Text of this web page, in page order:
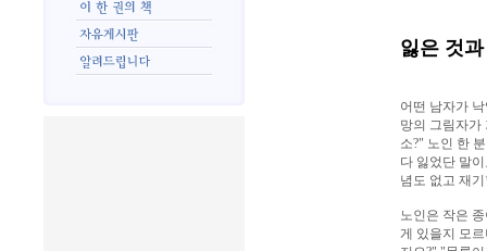
잃은 것
어떤 남자가
망의 그림자가
소?" 노인 한
다 잃었단 말
념도 없고 재
노인은 작은
게 있을지 모